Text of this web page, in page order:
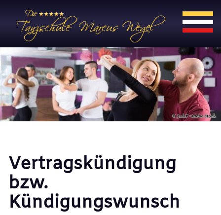
Vertragskündigung
bzw.
Kündigungswunsch